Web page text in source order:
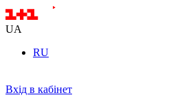
UA
RU
Вхід в кабінет